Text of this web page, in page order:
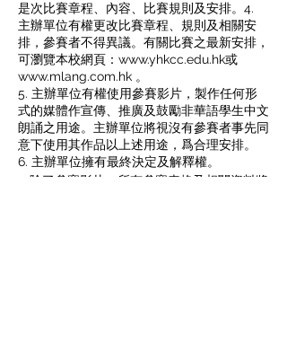
是次比賽章程、內容、比賽規則及安排。4.
主辦單位有權更改比賽章程、規則及相關安
排，參賽者不得異議。有關比賽之最新安排，
可瀏覽本校網頁：www.yhkcc.edu.hk或
www.mlang.com.hk 。
5. 主辦單位有權使用參賽影片，製作任何形
式的媒體作宣傳、推廣及鼓勵非華語學生中文
朗誦之用途。主辦單位將視沒有參賽者事先同
意下使用其作品以上述用途，爲合理安排。
6. 主辦單位擁有最終決定及解釋權。
7. 除了參賽影片，所有參賽表格及相關資料將